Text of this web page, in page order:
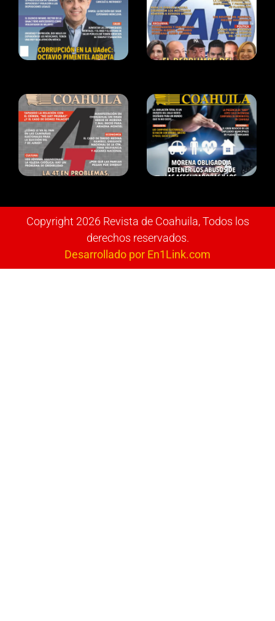
Copyright 2026 Revista de Coahuila, Todos los
derechos reservados.
Desarrollado por En1Link.com